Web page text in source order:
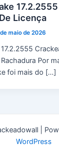
Licença
maio de 2026
Por
foi mais do […]
|
WordPress